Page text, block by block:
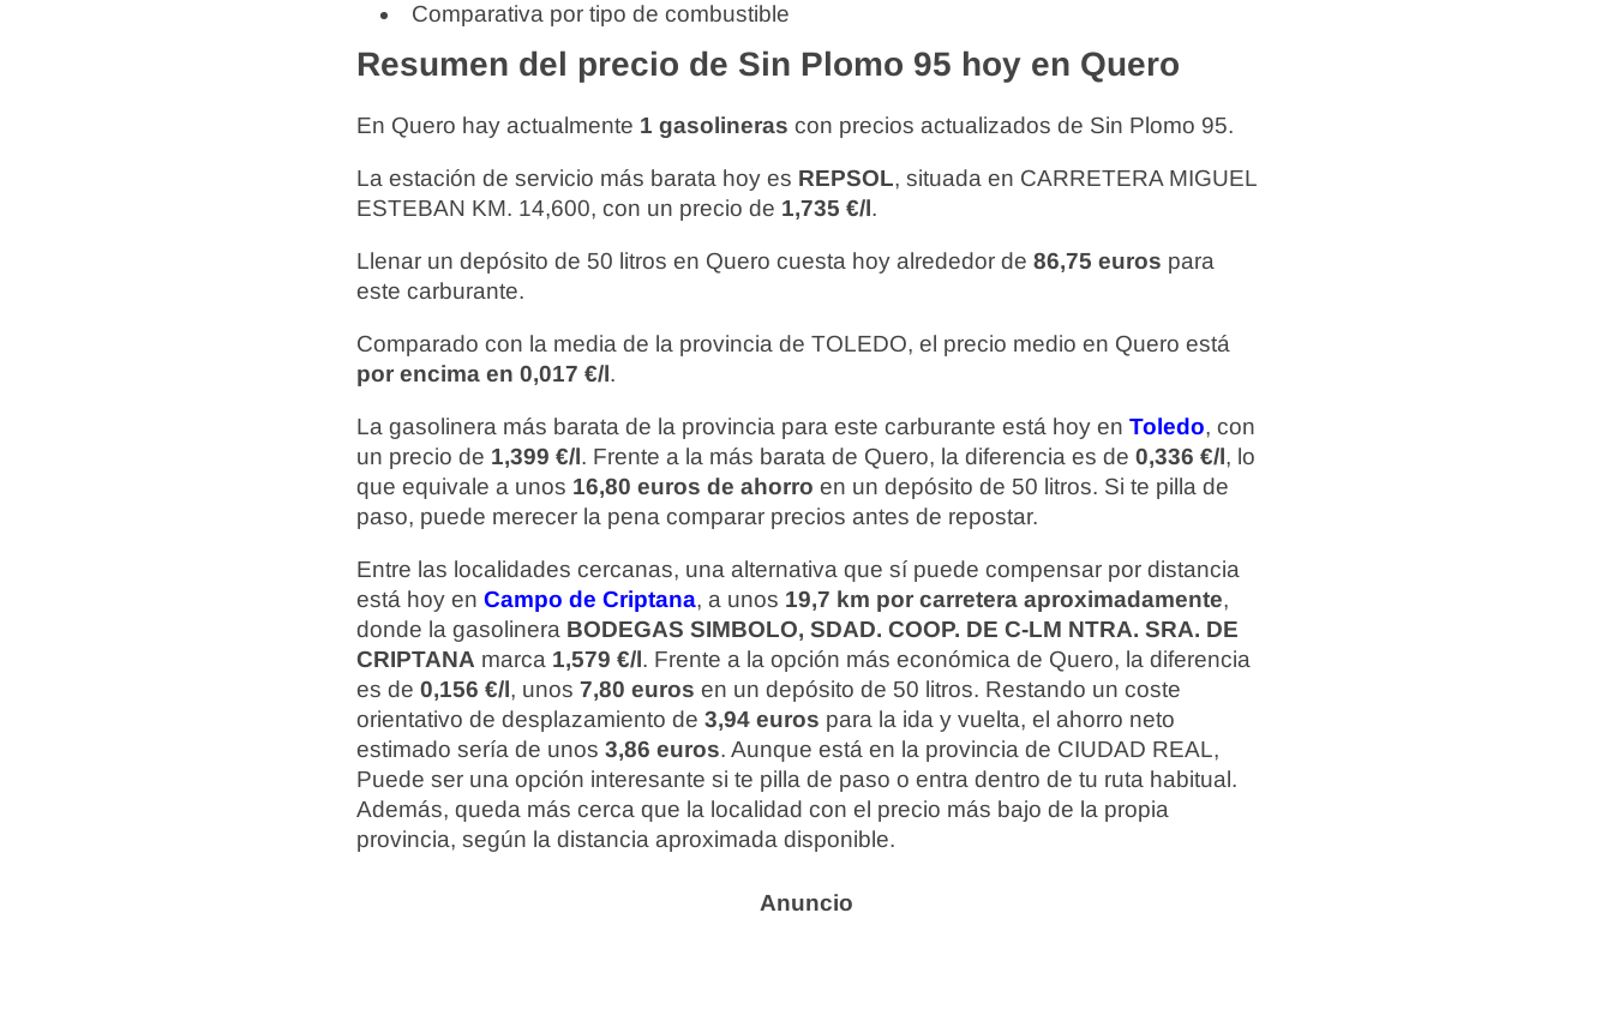
Comparativa por tipo de combustible
Resumen del precio de Sin Plomo 95 hoy en Quero
En Quero hay actualmente 1 gasolineras con precios actualizados de Sin Plomo 95.
La estación de servicio más barata hoy es REPSOL, situada en CARRETERA MIGUEL
ESTEBAN KM. 14,600, con un precio de 1,735 €/l.
Llenar un depósito de 50 litros en Quero cuesta hoy alrededor de 86,75 euros para
este carburante.
Comparado con la media de la provincia de TOLEDO, el precio medio en Quero está
por encima en 0,017 €/l.
La gasolinera más barata de la provincia para este carburante está hoy en Toledo, con
un precio de 1,399 €/l. Frente a la más barata de Quero, la diferencia es de 0,336 €/l, lo
que equivale a unos 16,80 euros de ahorro en un depósito de 50 litros. Si te pilla de
paso, puede merecer la pena comparar precios antes de repostar.
Entre las localidades cercanas, una alternativa que sí puede compensar por distancia
está hoy en Campo de Criptana, a unos 19,7 km por carretera aproximadamente,
donde la gasolinera BODEGAS SIMBOLO, SDAD. COOP. DE C-LM NTRA. SRA. DE
CRIPTANA marca 1,579 €/l. Frente a la opción más económica de Quero, la diferencia
es de 0,156 €/l, unos 7,80 euros en un depósito de 50 litros. Restando un coste
orientativo de desplazamiento de 3,94 euros para la ida y vuelta, el ahorro neto
estimado sería de unos 3,86 euros. Aunque está en la provincia de CIUDAD REAL,
Puede ser una opción interesante si te pilla de paso o entra dentro de tu ruta habitual.
Además, queda más cerca que la localidad con el precio más bajo de la propia
provincia, según la distancia aproximada disponible.